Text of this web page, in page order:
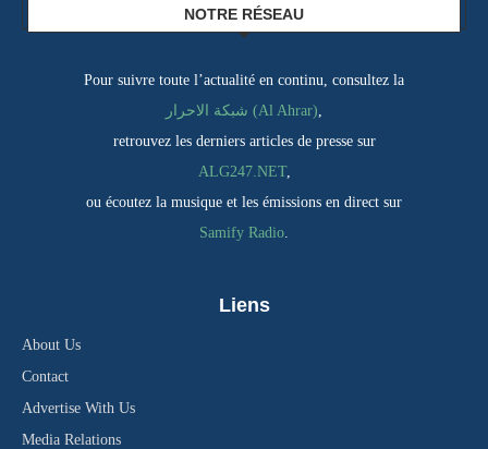
NOTRE RÉSEAU
Pour suivre toute l’actualité en continu, consultez la
شبكة الاحرار (Al Ahrar),
retrouvez les derniers articles de presse sur
ALG247.NET,
ou écoutez la musique et les émissions en direct sur
Samify Radio.
Liens
About Us
Contact
Advertise With Us
Media Relations